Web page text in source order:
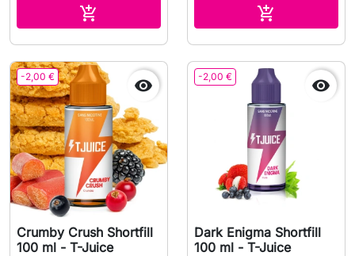
 
-2,00 € 
Crumby Crush Shortfill
100 ml - T-Juice
-2,00 € 
Dark Enigma Shortfill
100 ml - T-Juice